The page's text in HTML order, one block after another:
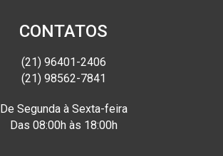
CONTATOS
(21) 96401-2406
(21) 98562-7841
De Segunda à Sexta-feira
Das 08:00h às 18:00h